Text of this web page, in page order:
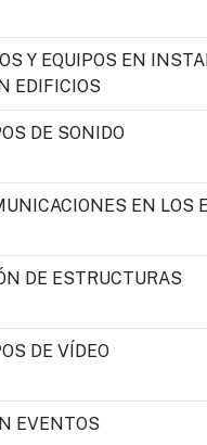
Y EQUIPOS EN
EDIFICIOS
DE SONIDO
EN LOS
DE ESTRUCTURAS
DE VÍDEO
EVENTOS